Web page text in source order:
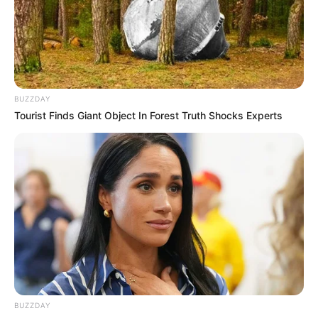
5 Peças simples de crochê para iniciantes
1. Bico de crochê
2. Quadradinhos
3. Tapete
4. Caminho de mesa
5. Cropped
BUZZDAY
Tourist Finds Giant Object In Forest Truth Shocks Experts
BUZZDAY